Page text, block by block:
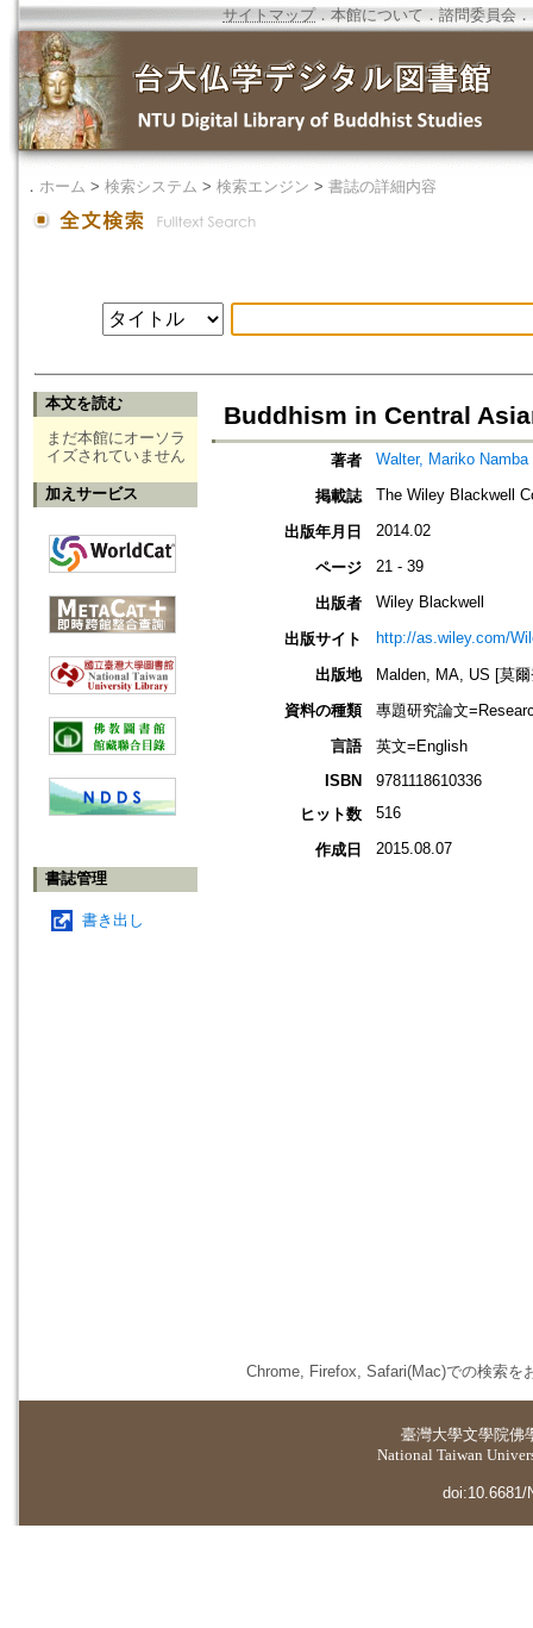
サイトマップ．本館について ． 諮問委員会 ．
． ホーム > 検索システム > 検索エンジン > 書誌の詳細内容
本文を読む
まだ本館にオーソラ
イズされていません
加えサービス
書誌管理
書き出し
Buddhism in Central
著者 Walter, Mariko Namba
掲載誌 The Wiley Blackwell
出版年月日 2014.02
ページ 21 - 39
出版者 Wiley Blackwell
出版サイト http://as.wiley.com/
出版地
Malden, MA, US [莫
資料の種類
專題研究論文
言語
英文=English
ISBN
9781118610336
ヒット数
516
作成日 2015.08.07
Chrome, Firefox, Safari(Mac)での検索を
臺灣大學文學院佛
National Taiwan
doi:10.6681/